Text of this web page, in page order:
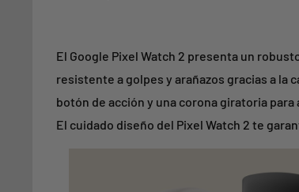
El Google Pixel Watch 2 presenta un
resistente a golpes y arañazos gracias a la
botón de acción y una corona giratoria
El cuidado diseño del Pixel Watch 2 te